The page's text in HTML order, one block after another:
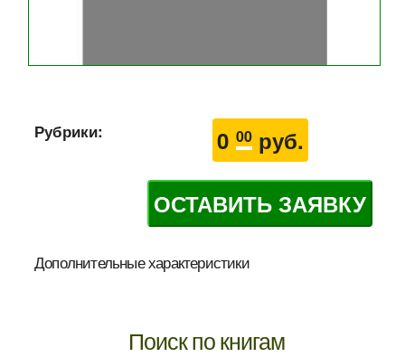
0 00руб.
ОСТАВИТЬ ЗАЯВКУ
Рубрики:
Дополнительные характеристики
Поиск по книгам